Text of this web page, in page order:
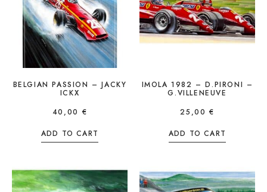
BELGIAN PASSION – JACKY
ICKX
40,00 €
ADD TO CART
IMOLA 1982 – D.PIRONI –
G.VILLENEUVE
25,00 €
ADD TO CART